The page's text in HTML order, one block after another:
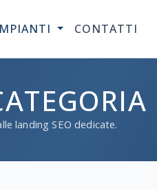
CONTATTI
landing SEO dedicate.